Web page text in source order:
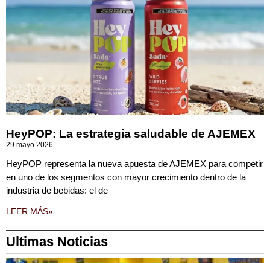
HeyPOP: La estrategia saludable de AJEMEX
29 mayo 2026
HeyPOP representa la nueva apuesta de AJEMEX para competir
en uno de los segmentos con mayor crecimiento dentro de la
industria de bebidas: el de
LEER MÁS»
Ultimas Noticias